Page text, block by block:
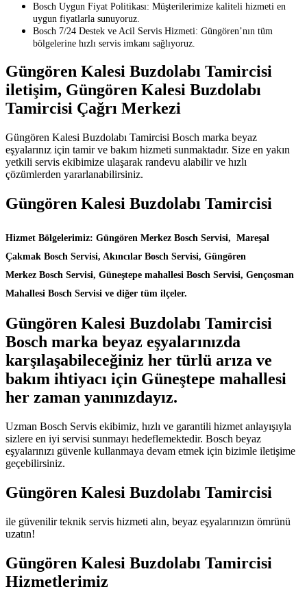
Bosch Uygun Fiyat Politikası: Müşterilerimize kaliteli hizmeti en
uygun fiyatlarla sunuyoruz.
Bosch 7/24 Destek ve Acil Servis Hizmeti: Güngören’nın tüm
bölgelerine hızlı servis imkanı sağlıyoruz.
Güngören Kalesi Buzdolabı Tamircisi
iletişim, Güngören Kalesi Buzdolabı
Tamircisi Çağrı Merkezi
Güngören Kalesi Buzdolabı Tamircisi Bosch marka beyaz
eşyalarınız için tamir ve bakım hizmeti sunmaktadır. Size en yakın
yetkili servis ekibimize ulaşarak randevu alabilir ve hızlı
çözümlerden yararlanabilirsiniz.
Güngören Kalesi Buzdolabı Tamircisi
Hizmet Bölgelerimiz: Güngören Merkez Bosch Servisi, Mareşal
Çakmak Bosch Servisi, Akıncılar Bosch Servisi, Güngören
Merkez Bosch Servisi, Güneştepe mahallesi Bosch Servisi, Gençosman
Mahallesi Bosch Servisi ve diğer tüm ilçeler.
Güngören Kalesi Buzdolabı Tamircisi
Bosch marka beyaz eşyalarınızda
karşılaşabileceğiniz her türlü arıza ve
bakım ihtiyacı için Güneştepe mahallesi
her zaman yanınızdayız.
Uzman Bosch Servis ekibimiz, hızlı ve garantili hizmet anlayışıyla
sizlere en iyi servisi sunmayı hedeflemektedir. Bosch beyaz
eşyalarınızı güvenle kullanmaya devam etmek için bizimle iletişime
geçebilirsiniz.
Güngören Kalesi Buzdolabı Tamircisi
ile güvenilir teknik servis hizmeti alın, beyaz eşyalarınızın ömrünü
uzatın!
Güngören Kalesi Buzdolabı Tamircisi
Hizmetlerimiz